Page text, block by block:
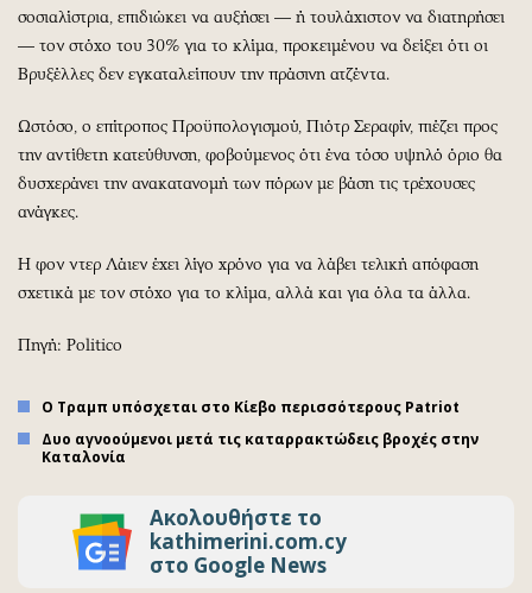
σοσιαλίστρια, επιδιώκει να αυξήσει ― ή τουλάχιστον να διατηρήσει
― τον στόχο του 30% για το κλίμα, προκειμένου να δείξει ότι οι
Βρυξέλλες δεν εγκαταλείπουν την πράσινη ατζέντα.
Ωστόσο, ο επίτροπος Προϋπολογισμού, Πιότρ Σεραφίν, πιέζει προς
την αντίθετη κατεύθυνση, φοβούμενος ότι ένα τόσο υψηλό όριο θα
δυσχεράνει την ανακατανομή των πόρων με βάση τις τρέχουσες
ανάγκες.
Η φον ντερ Λάιεν έχει λίγο χρόνο για να λάβει τελική απόφαση
σχετικά με τον στόχο για το κλίμα, αλλά και για όλα τα άλλα.
Πηγή: Politico
Ο Τραμπ υπόσχεται στο Κίεβο περισσότερoυς Patriot
Δυο αγνοούμενοι μετά τις καταρρακτώδεις βροχές στην
Καταλονία
Ακολουθήστε το
kathimerini.com.cy
στο Google News